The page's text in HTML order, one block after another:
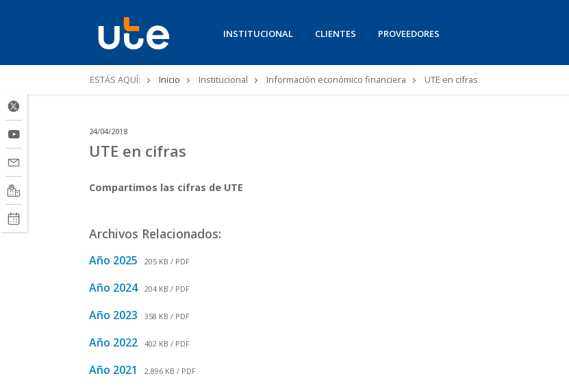
INSTITUCIONAL CLIENTES PROVEEDORES
Ruta
navegación
ESTÁS AQUÍ: Inicio Institucional Información económico financiera UTE en cifras
24/04/2018
UTE en cifras
Compartimos las cifras de UTE
Archivos Relacionados:
Año 2025 205 KB / PDF
Año 2024 204 KB / PDF
Año 2023 358 KB / PDF
Año 2022 402 KB / PDF
Año 2021 2,896 KB / PDF